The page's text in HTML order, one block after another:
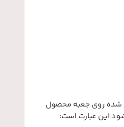
شده روی جعبه محصول
این عبارت است: